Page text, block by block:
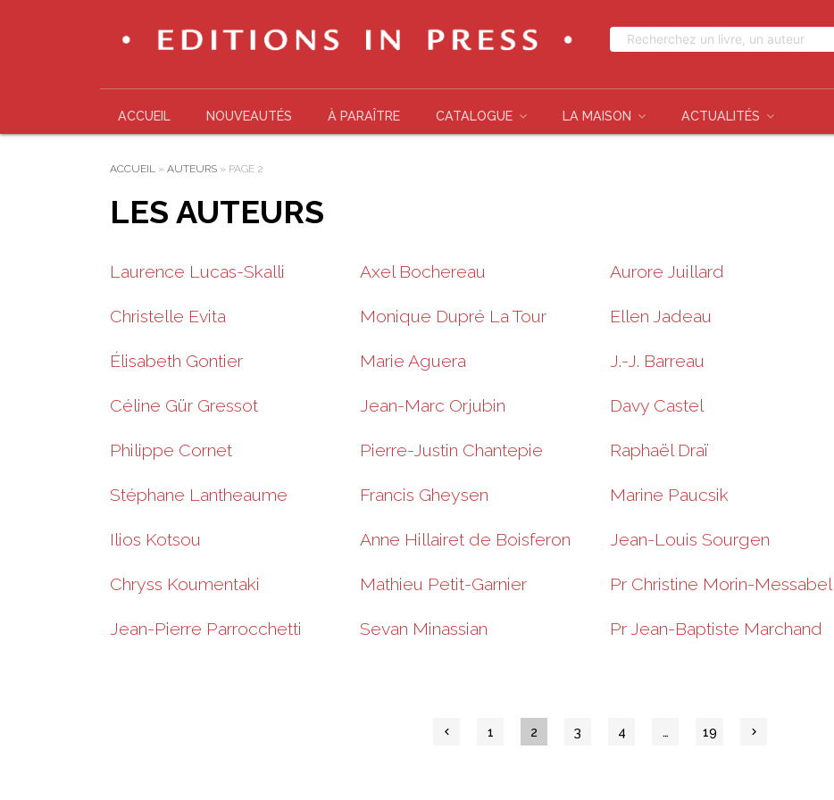
ACCUEIL NOUVEAUTÉS À PARAÎTRE CATALOGUE LA MAISON ACTUALITÉS
ACCUEIL »AUTEURS » PAGE 2
LES AUTEURS
Laurence Lucas-Skalli Axel Bochereau Aurore Juillard
Christelle Evita Monique Dupré La Tour Ellen Jadeau
Élisabeth Gontier Marie Aguera J.-J. Barreau
Céline Gür Gressot Jean-Marc Orjubin Davy Castel
Philippe Cornet Pierre-Justin Chantepie Raphaël Draï
Stéphane Lantheaume Francis Gheysen Marine Paucsik
Ilios Kotsou Anne Hillairet de Boisferon Jean-Louis Sourgen
Chryss Koumentaki Mathieu Petit-Garnier Pr Christine Morin-Messabel
Jean-Pierre Parrocchetti Sevan Minassian Pr Jean-Baptiste Marchand
chevron_left 1 2 3 4 … 19 chevron_right